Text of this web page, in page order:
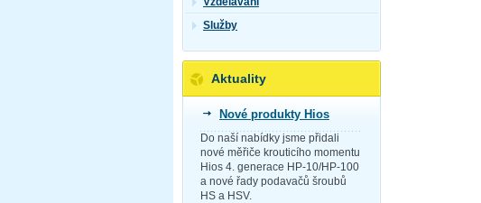
Služby
Aktuality
Nové produkty Hios
Do naší nabídky jsme přidali
nové měřiče krouticího momentu
Hios 4. generace HP-10/HP-100
a nové řady podavačů šroubů
HS a HSV.